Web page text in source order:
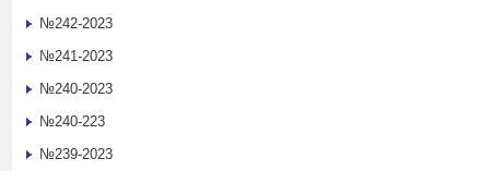
№242-2023
№241-2023
№240-2023
№240-223
№239-2023